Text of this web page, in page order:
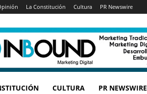
La Constitución Cultura PR Newswire
CULTURA PR NEWSWIRE